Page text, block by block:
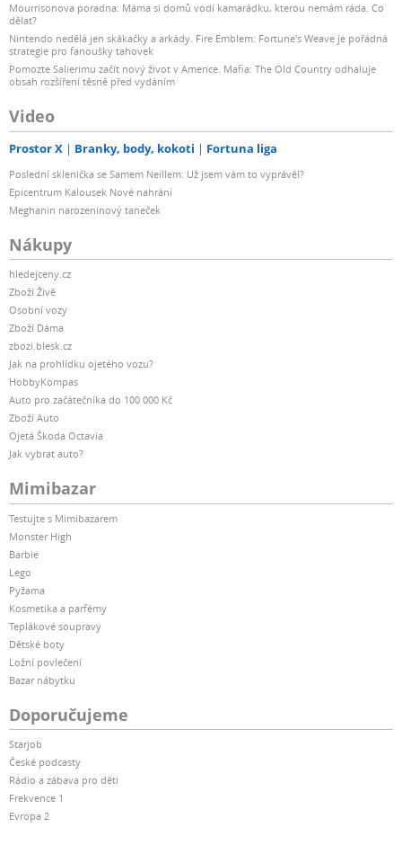
Mourrisonova poradna: Máma si domů vodí kamarádku, kterou nemám ráda. Co
dělat?
Nintendo nedělá jen skákačky a arkády. Fire Emblem: Fortune's Weave je pořádná
strategie pro fanoušky tahovek
Pomozte Salierimu začít nový život v Americe. Mafia: The Old Country odhaluje
obsah rozšíření těsně před vydáním
Video
Prostor X Branky, body, kokoti Fortuna liga
Poslední sklenička se Samem Neillem: Už jsem vám to vyprávěl?
Epicentrum Kalousek Nové nahrání
Meghanin narozeninový taneček
Nákupy
hledejceny.cz
Zboží Živě
Osobní vozy
Zboží Dáma
zbozi.blesk.cz
Jak na prohlídku ojetého vozu?
HobbyKompas
Auto pro začátečníka do 100 000 Kč
Zboží Auto
Ojetá Škoda Octavia
Jak vybrat auto?
Mimibazar
Testujte s Mimibazarem
Monster High
Barbie
Lego
Pyžama
Kosmetika a parfémy
Teplákové soupravy
Dětské boty
Ložní povlečení
Bazar nábytku
Doporučujeme
Starjob
České podcasty
Rádio a zábava pro děti
Frekvence 1
Evropa 2